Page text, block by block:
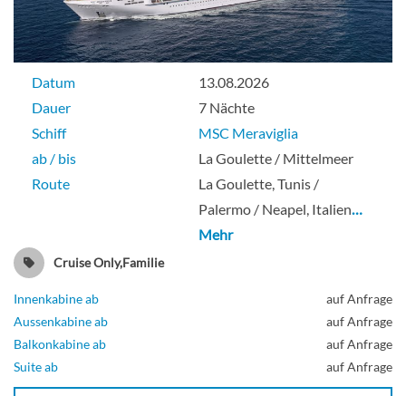
Datum
13.08.2026
Dauer
7 Nächte
Schiff
MSC Meraviglia
ab / bis
La Goulette / Mittelmeer
Route
La Goulette, Tunis /
Palermo / Neapel, Italien…
Mehr
Cruise Only,Familie
Innenkabine ab
auf Anfrage
Aussenkabine ab
auf Anfrage
Balkonkabine ab
auf Anfrage
Suite ab
auf Anfrage